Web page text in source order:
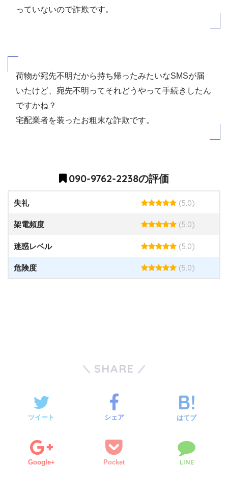
っていないので詐欺です。
荷物が宛先不明だから持ち帰ったみたいなSMSが届
いたけど、宛先不明ってそれどうやって手続きしたん
ですかね？
宅配業者を装ったお粗末な詐欺です。
090-9762-2238の評価
失礼 (5.0)
架電頻度 (5.0)
迷惑レベル (5.0)
危険度 (5.0)
SHARE
ツイート シェア はてブ
Google+ Pocket LINE